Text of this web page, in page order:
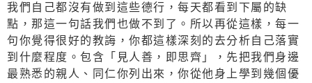
我們自己都沒有做到這些德行，每天都看到下屬的缺
點，那這一句話我們也做不到了。所以再從這樣，每一
句你覺得很好的教誨，你都這樣深刻的去分析自己落實
到什麼程度。包含「見人善，即思齊」，先把我們身邊
最熟悉的親人、同仁你列出來，你從他身上學到幾個優